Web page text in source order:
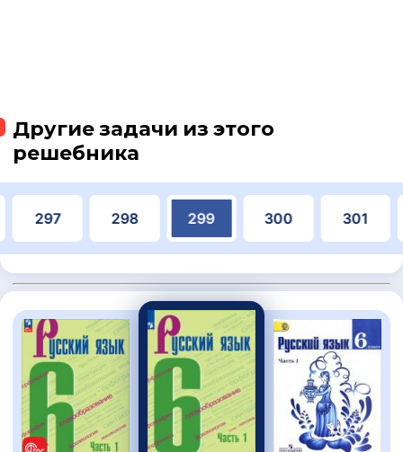
Другие задачи из этого
решебника
297 298 299 300 301